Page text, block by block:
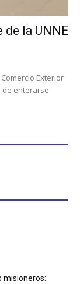
de la UNNE
Exterior
de enterarse
misioneros: